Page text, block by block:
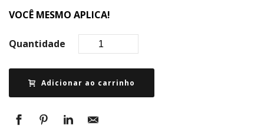
VOCÊ MESMO APLICA!
Quantidade
Adicionar ao carrinho